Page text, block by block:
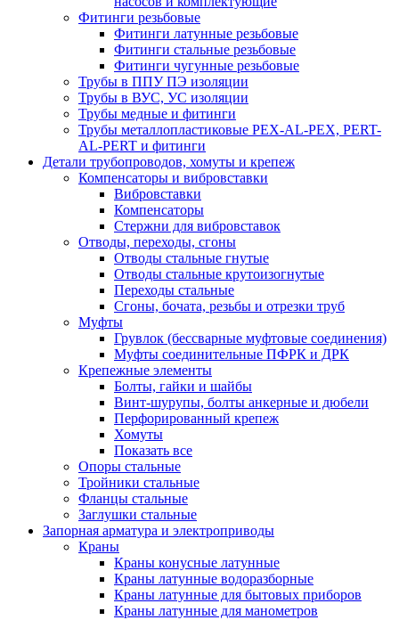
Фитинги резьбовые
Фитинги латунные резьбовые
Фитинги стальные резьбовые
Фитинги чугунные резьбовые
Трубы в ППУ ПЭ изоляции
Трубы в ВУС, УС изоляции
Трубы медные и фитинги
Трубы металлопластиковые PEX-AL-PEX, PERT-
AL-PERT и фитинги
Детали трубопроводов, хомуты и крепеж
Компенсаторы и вибровставки
Вибровставки
Компенсаторы
Стержни для вибровставок
Отводы, переходы, сгоны
Отводы стальные гнутые
Отводы стальные крутоизогнутые
Переходы стальные
Сгоны, бочата, резьбы и отрезки труб
Муфты
Грувлок (бессварные муфтовые соединения)
Муфты соединительные ПФРК и ДРК
Крепежные элементы
Болты, гайки и шайбы
Винт-шурупы, болты анкерные и дюбели
Перфорированный крепеж
Хомуты
Показать все
Опоры стальные
Тройники стальные
Фланцы стальные
Заглушки стальные
Запорная арматура и электроприводы
Краны
Краны конусные латунные
Краны латунные водоразборные
Краны латунные для бытовых приборов
Краны латунные для манометров